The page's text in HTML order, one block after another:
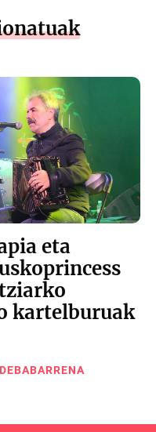
eta
kartelburuak
DEBABARRENA